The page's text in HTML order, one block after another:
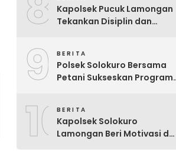
Kapolsek Pucuk Lamongan
Tekankan Disiplin dan
9 BERITA
Polsek Solokuro Bersama
Petani Sukseskan Program
10BERITA
Kapolsek Solokuro
Lamongan Beri Motivasi dan